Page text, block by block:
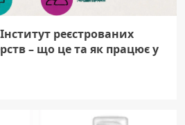
реєстрованих
– що це та як працює у